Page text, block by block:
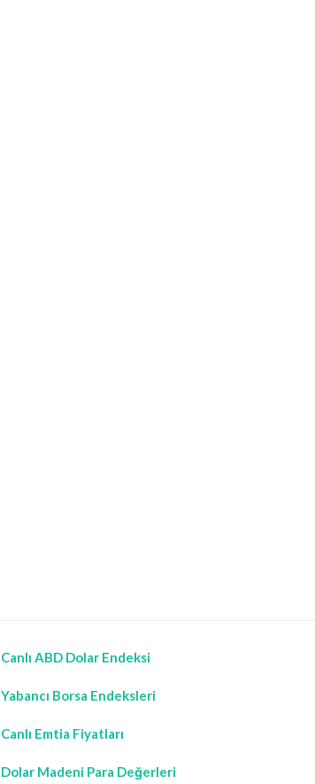
Canlı ABD Dolar Endeksi
Yabancı Borsa Endeksleri
Canlı Emtia Fiyatları
Dolar Madeni Para Değerleri